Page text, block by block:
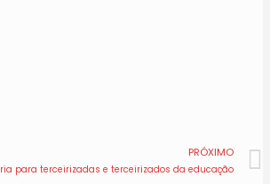
PRÓXIMO
para terceirizadas e terceirizados da educação